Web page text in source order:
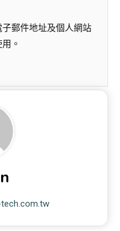
郵件地址及個人網站
。